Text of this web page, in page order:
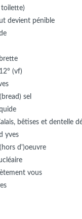
devient pénible
(vf)
sel
bêtises et dentelle
yves
d')oeuvre
vous